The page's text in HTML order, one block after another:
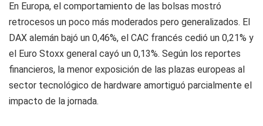
En Europa, el comportamiento de las bolsas mostró
retrocesos un poco más moderados pero generalizados. El
DAX alemán bajó un 0,46%, el CAC francés cedió un 0,21% y
el Euro Stoxx general cayó un 0,13%. Según los reportes
financieros, la menor exposición de las plazas europeas al
sector tecnológico de hardware amortiguó parcialmente el
impacto de la jornada.